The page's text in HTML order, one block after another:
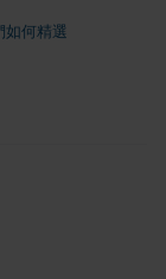
如何精選